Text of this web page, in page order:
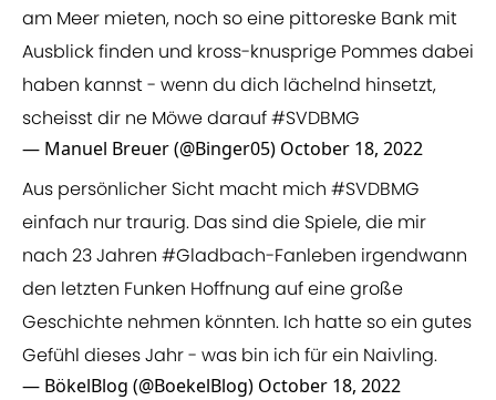
am Meer mieten, noch so eine pittoreske Bank mit
Ausblick finden und kross-knusprige Pommes dabei
haben kannst - wenn du dich lächelnd hinsetzt,
scheisst dir ne Möwe darauf#SVDBMG
— Manuel Breuer (@Binger05) October 18, 2022
Aus persönlicher Sicht macht mich #SVDBMG
einfach nur traurig. Das sind die Spiele, die mir
nach 23 Jahren #Gladbach-Fanleben irgendwann
den letzten Funken Hoffnung auf eine große
Geschichte nehmen könnten. Ich hatte so ein gutes
Gefühl dieses Jahr - was bin ich für ein Naivling.
— BökelBlog (@BoekelBlog) October 18, 2022